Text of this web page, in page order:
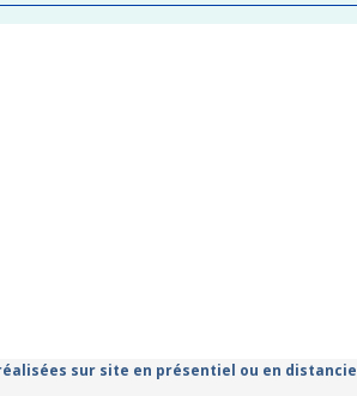
sur site en présentiel ou en